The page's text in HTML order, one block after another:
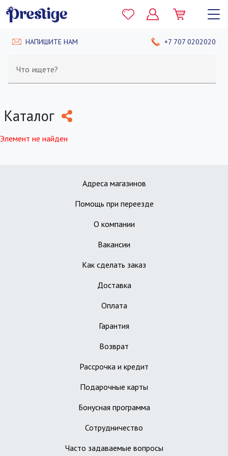
НАПИШИТЕ НАМ +7 707 0202020
Что ищете?
Каталог
Элемент не найден
Адреса магазинов
Помощь при переезде
О компании
Вакансии
Как сделать заказ
Доставка
Оплата
Гарантия
Возврат
Рассрочка и кредит
Подарочные карты
Бонусная программа
Сотрудничество
Часто задаваемые вопросы